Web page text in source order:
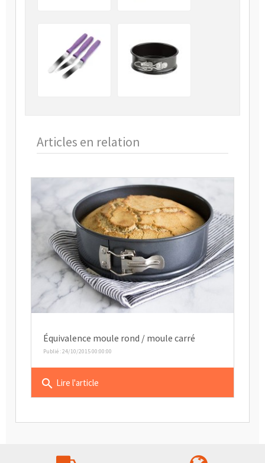
Articles en relation
Équivalence moule rond / moule carré
Publié : 24/10/2015 00:00:00
search Lire l'article